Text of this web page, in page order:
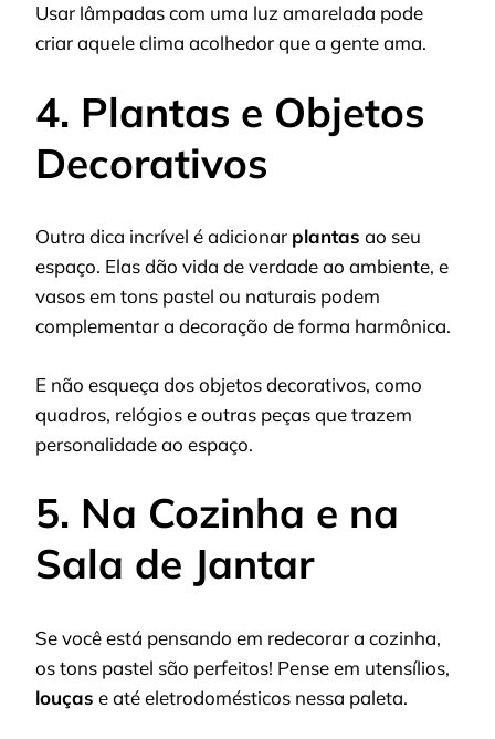
Usar lâmpadas com uma luz amarelada pode
criar aquele clima acolhedor que a gente ama.
4. Plantas e Objetos
Decorativos
Outra dica incrível é adicionar plantas ao seu
espaço. Elas dão vida de verdade ao ambiente, e
vasos em tons pastel ou naturais podem
complementar a decoração de forma harmônica.
E não esqueça dos objetos decorativos, como
quadros, relógios e outras peças que trazem
personalidade ao espaço.
5. Na Cozinha e na
Sala de Jantar
Se você está pensando em redecorar a cozinha,
os tons pastel são perfeitos! Pense em utensílios,
louças e até eletrodomésticos nessa paleta.